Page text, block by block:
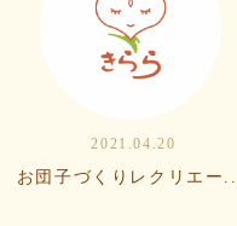
2021.04.20
お団子づくりレクリエー...